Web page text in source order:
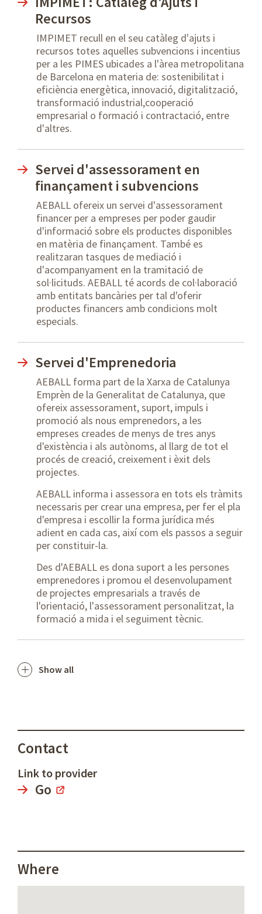
Recursos
IMPIMET recull en el seu catàleg d'ajuts i
recursos totes aquelles subvencions i incentius
per a les PIMES ubicades a l'àrea metropolitana
de Barcelona en materia de: sostenibilitat i
eficiència energètica, innovació, digitalització,
transformació industrial,cooperació
empresarial o formació i contractació, entre
d'altres.
Servei d'assessorament en
finançament i subvencions
AEBALL ofereix un servei d'assessorament
financer per a empreses per poder gaudir
d'informació sobre els productes disponibles
en matèria de finançament. També es
realitzaran tasques de mediació i
d'acompanyament en la tramitació de
sol·licituds. AEBALL té acords de col·laboració
amb entitats bancàries per tal d'oferir
productes financers amb condicions molt
especials.
Servei d'Emprenedoria
AEBALL forma part de la Xarxa de Catalunya
Emprèn de la Generalitat de Catalunya, que
ofereix assessorament, suport, impuls i
promoció als nous emprenedors, a les
empreses creades de menys de tres anys
d'existència i als autònoms, al llarg de tot el
procés de creació, creixement i èxit dels
projectes.
AEBALL informa i assessora en tots els tràmits
necessaris per crear una empresa, per fer el pla
d'empresa i escollir la forma jurídica més
adient en cada cas, així com els passos a seguir
per constituir-la.
Des d'AEBALL es dona suport a les persones
emprenedores i promou el desenvolupament
de projectes empresarials a través de
l'orientació, l'assessorament personalitzat, la
formació a mida i el seguiment tècnic.
Show all
Contact
Link to provider
Go
Where